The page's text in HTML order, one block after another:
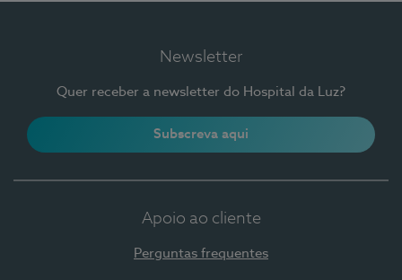
Newsletter
Quer receber a newsletter do Hospital da Luz?
Subscreva aqui
Apoio ao cliente
Perguntas frequentes